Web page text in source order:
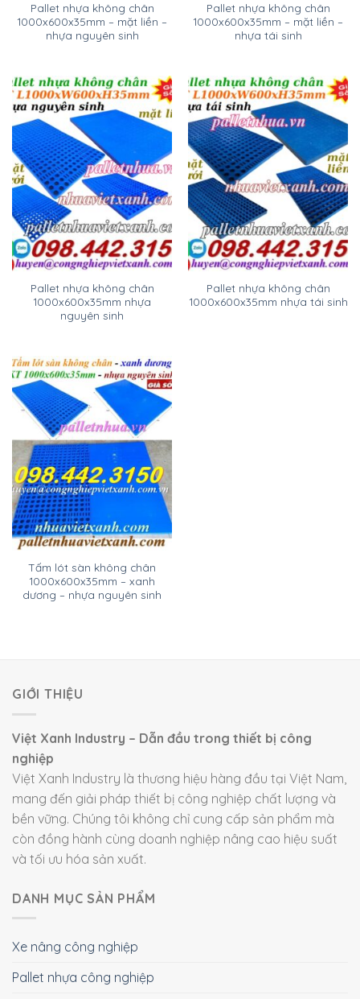
Pallet nhựa không chân
1000x600x35mm – mặt liền –
nhựa nguyên sinh
Pallet nhựa không chân
1000x600x35mm – mặt liền –
nhựa tái sinh
Pallet nhựa không chân
1000x600x35mm nhựa
nguyên sinh
Pallet nhựa không chân
1000x600x35mm nhựa tái sinh
Tấm lót sàn không chân
1000x600x35mm – xanh
dương – nhựa nguyên sinh
GIỚI THIỆU
Việt Xanh Industry – Dẫn đầu trong thiết bị công
nghiệp
Việt Xanh Industry là thương hiệu hàng đầu tại Việt Nam,
mang đến giải pháp thiết bị công nghiệp chất lượng và
bền vững. Chúng tôi không chỉ cung cấp sản phẩm mà
còn đồng hành cùng doanh nghiệp nâng cao hiệu suất
và tối ưu hóa sản xuất.
DANH MỤC SẢN PHẨM
Xe nâng công nghiệp
Pallet nhựa công nghiệp